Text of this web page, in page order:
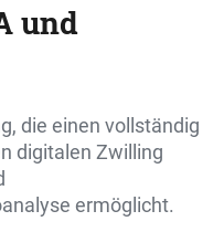
und
die einen vollständig
digitalen Zwilling
ermöglicht.